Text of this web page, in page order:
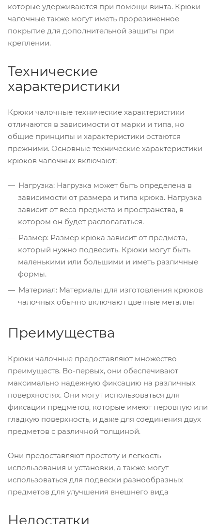
которые удерживаются при помощи винта. Крюки
чалочные также могут иметь прорезиненное
покрытие для дополнительной защиты при
креплении.
Технические
характеристики
Крюки чалочные технические характеристики
отличаются в зависимости от марки и типа, но
общие принципы и характеристики остаются
прежними. Основные технические характеристики
крюков чалочных включают:
Нагрузка: Нагрузка может быть определена в
зависимости от размера и типа крюка. Нагрузка
зависит от веса предмета и пространства, в
котором он будет располагаться.
Размер: Размер крюка зависит от предмета,
который нужно подвесить. Крюки могут быть
маленькими или большими и иметь различные
формы.
Материал: Материалы для изготовления крюков
чалочных обычно включают цветные металлы
Преимущества
Крюки чалочные предоставляют множество
преимуществ. Во-первых, они обеспечивают
максимально надежную фиксацию на различных
поверхностях. Они могут использоваться для
фиксации предметов, которые имеют неровную или
гладкую поверхность, и даже для соединения двух
предметов с различной толщиной.
Они предоставляют простоту и легкость
использования и установки, а также могут
использоваться для подвески разнообразных
предметов для улучшения внешнего вида
Недостатки